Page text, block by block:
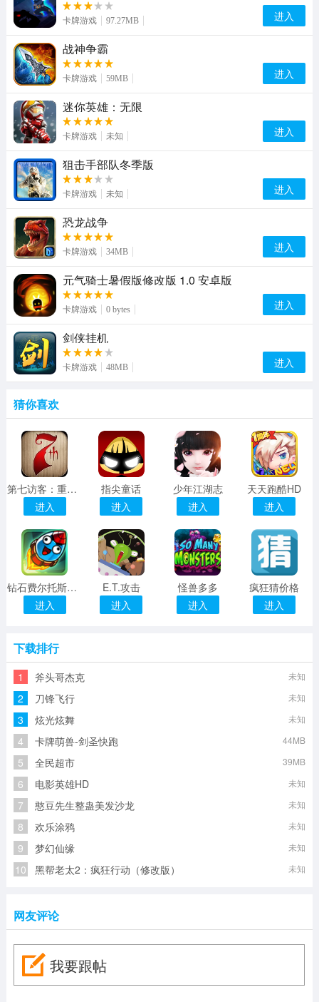
卡牌游戏 97.27MB 进入
战神争霸
卡牌游戏 59MB 进入
迷你英雄：无限
卡牌游戏 未知 进入
狙击手部队冬季版
卡牌游戏 未知 进入
恐龙战争
卡牌游戏 34MB 进入
元气骑士暑假版修改版 1.0 安卓版
卡牌游戏 0 bytes 进入
剑侠挂机
卡牌游戏 48MB 进入
猜你喜欢
第七访客：重制版
进入
指尖童话
进入
少年江湖志
进入
天天跑酷HD
进入
钻石费尔托斯特2
进入
E.T.攻击
进入
怪兽多多
进入
疯狂猜价格
进入
下载排行
1 斧头哥杰克 未知
2 刀锋飞行 未知
3 炫光炫舞 未知
4 卡牌萌兽-剑圣快跑 44MB
5 全民超市 39MB
6 电影英雄HD 未知
7 憨豆先生整蛊美发沙龙 未知
8 欢乐涂鸦 未知
9 梦幻仙缘 未知
10 黑帮老太2：疯狂行动（修改版） 未知
网友评论
我要跟帖